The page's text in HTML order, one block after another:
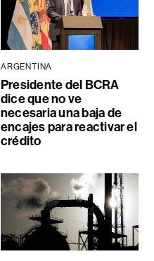
ARGENTINA
Presidente del BCRA
dice que no ve
necesaria una baja de
encajes para reactivar el
crédito